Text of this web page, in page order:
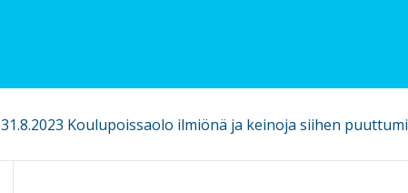
31.8.2023 Koulupoissaolo ilmiönä ja keinoja siihen